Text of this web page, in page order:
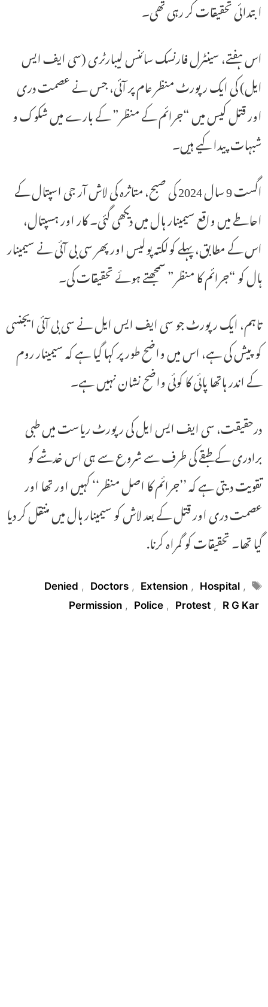
ابتدائی تحقیقات کر رہی تھی۔
اس ہفتے، سینٹرل فارنسک سائنس لیبارٹری (سی ایف ایس
ایل) کی ایک رپورٹ منظر عام پر آئی، جس نے عصمت دری
اور قتل کیس میں “جرائم کے منظر” کے بارے میں شکوک و
شبہات پیدا کیے ہیں۔
اگست 9 سال 2024 کی صبح، متاثرہ کی لاش آر جی اسپتال کے
احاطے میں واقع سیمینار ہال میں دیکھی گئی۔ کار اور ہسپتال،
اس کے مطابق، پہلے کولکتہ پولیس اور پھر سی بی آئی نے سیمینار
ہال کو “جرائم کا منظر” سمجھتے ہوئے تحقیقات کی۔
تاہم، ایک رپورٹ جو سی ایف ایس ایل نے سی بی آئی ایجنسی
کو پیش کی ہے، اس میں واضح طور پر کہا گیا ہے کہ سیمینار روم
کے اندر ہاتھا پائی کا کوئی واضح نشان نہیں ہے۔
درحقیقت، سی ایف ایس ایل کی رپورٹ ریاست میں طبی
برادری کے طبقے کی طرف سے شروع سے ہی اس خدشے کو
تقویت دیتی ہے کہ ’’جرائم کا اصل منظر‘‘ کہیں اور تھا اور
عصمت دری اور قتل کے بعد لاش کو سیمینار ہال میں منتقل کر دیا
گیا تھا۔ تحقیقات کو گمراہ کرنا.
Tags
Denied , Doctors , Extension , Hospital ,
Permission , Police , Protest , R G Kar